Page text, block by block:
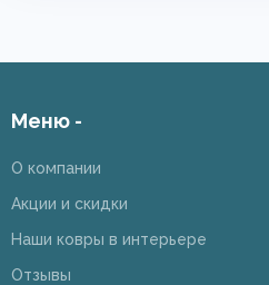
Меню -
О компании
Акции и скидки
Наши ковры в интерьере
Отзывы